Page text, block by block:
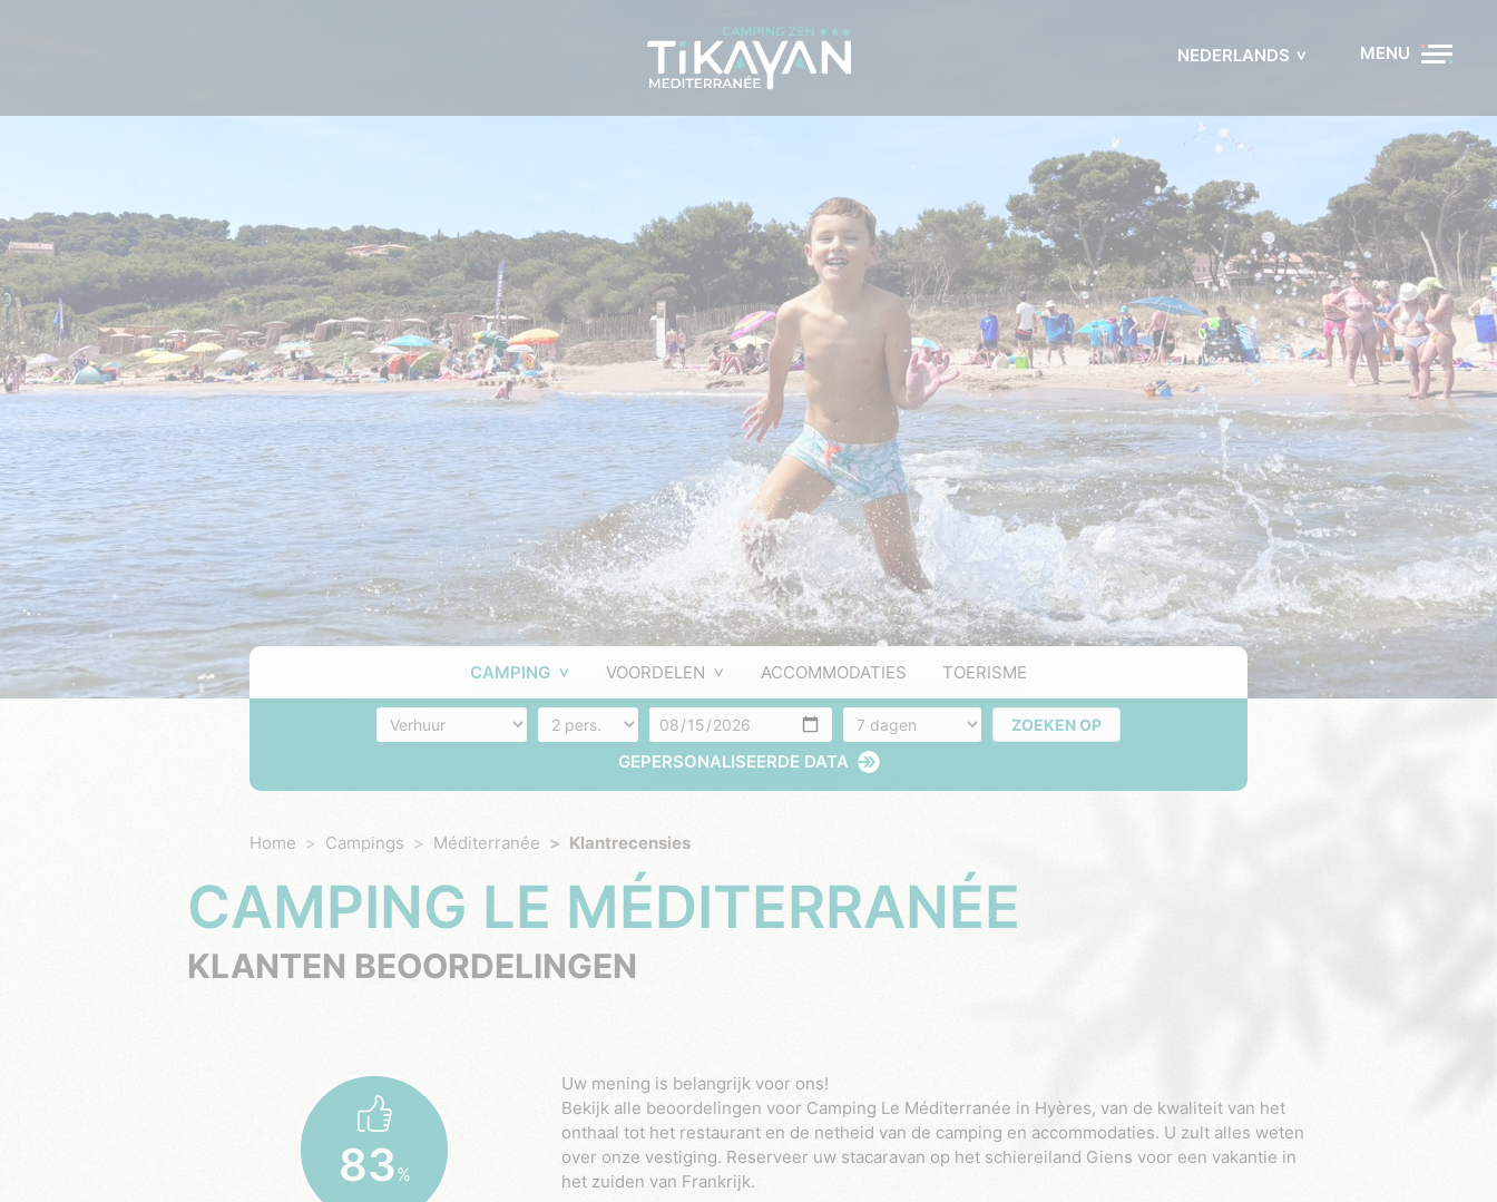
NEDERLANDS MENU
CAMPING VOORDELEN ACCOMMODATIES TOERISME
Accommodatie Aantal personen Aankomst Aantal dagen ZOEKEN OP
GEPERSONALISEERDE DATA
Home Campings Méditerranée Klantrecensies
CAMPING LE MÉDITERRANÉE
KLANTEN BEOORDELINGEN
83%
Uw mening is belangrijk voor ons!
Bekijk alle beoordelingen voor Camping Le Méditerranée in Hyères, van de kwaliteit van het
onthaal tot het restaurant en de netheid van de camping en accommodaties. U zult alles weten
over onze vestiging. Reserveer uw stacaravan op het schiereiland Giens voor een vakantie in
het zuiden van Frankrijk.